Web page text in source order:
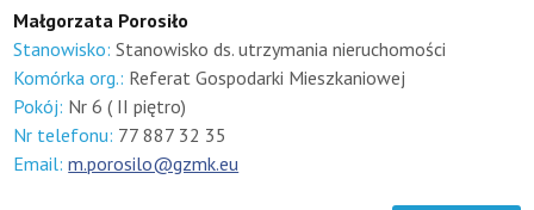
Małgorzata Porosiło
Stanowisko: Stanowisko ds. utrzymania nieruchomości
Komórka org.: Referat Gospodarki Mieszkaniowej
Pokój: Nr 6 ( II piętro)
Nr telefonu: 77 887 32 35
Email: m.porosilo@gzmk.eu